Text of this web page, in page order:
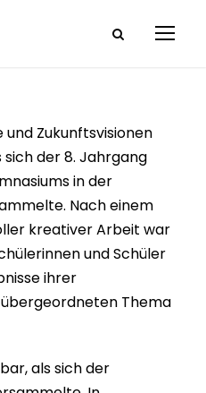
und Zukunftsvisionen
sich der 8. Jahrgang
in der
Nach einem
kreativer Arbeit war
und Schüler
ihrer
Thema
als sich der